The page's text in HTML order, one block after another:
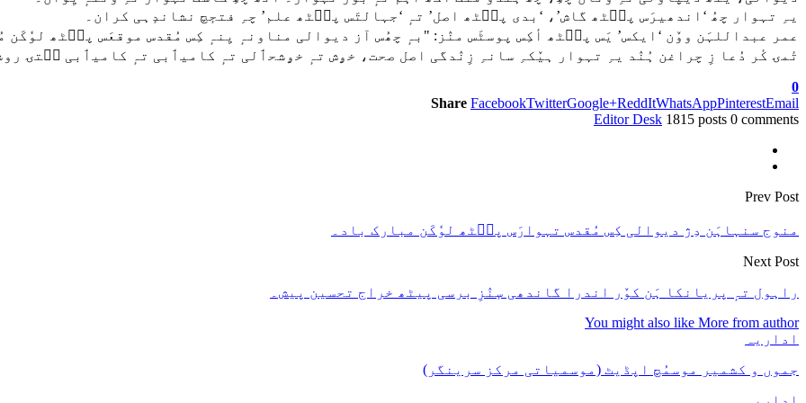
یہِ تہوار چھُ ‘اندھیرَس پٮ۪ٹھ گاش’، ‘بدی پٮ۪ٹھ اصل’ تہٕ ‘جہالتَس پٮ۪ٹھ علم’ چہِ فتحٕچ نشاندٕہی کران۔
عمر عبداللہَن ووٚن ‘ایکس’ یَس پٮ۪ٹھ أکِس پوسٹَس منٛز: "بہٕ چھُس آز دیوالی مناونہٕ یِنہٕ کِس مُقدس موقعَس پٮ۪ٹھ لوٗکَن
تٔمۍ کٔر دُعا زِ چراغن ہُنٛد یہِ تہوار ہیٚکہِ سانہِ زِنٛدگی اصل صحت، خۄش تہٕ خۄشحٲلی تہٕ کامیٲبی تہٕ کامیٲبی سۭتۍ
0
Share FacebookTwitterGoogle+ReddItWhatsAppPinterestEmail
Editor Desk 1815 posts 0 comments
Prev Post
منوج سنہاہَن دِژ دیوالی کِس مُقدس تہوارَس پٮ۪ٹھ لوٗکَن مبارک باد۔
Next Post
راہول تہٕ پریانکا ہَن کوٚر اندرا گاندھی سٕنٛزِ برسی پیٹھ خراج تحسین پیش۔
You might also like More from author
اداریہ
جموں و کشمیر موسمُچ اپڈیٹ (موسمیاتی مرکز سرینگر)
اداریہ